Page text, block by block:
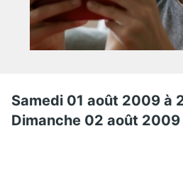
Samedi 01 août 2009 à
Dimanche 02 août